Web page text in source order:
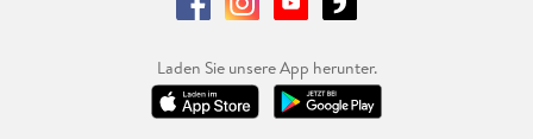
Laden Sie unsere App herunter.